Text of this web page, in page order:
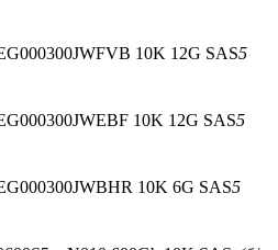
10K 12G SAS5
10K 12G SAS5
10K 6G SAS5